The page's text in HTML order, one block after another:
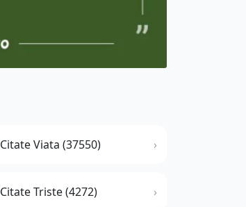
Citate Viata (37550)
Citate Triste (4272)